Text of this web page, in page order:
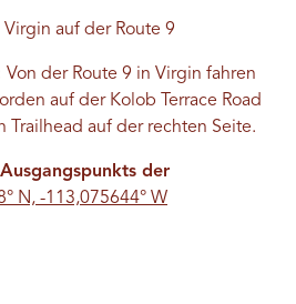
Virgin auf der Route 9
Von der Route 9 in Virgin fahren
auf der Kolob Terrace Road
Trailhead auf der rechten Seite.
der
N, -113,075644° W